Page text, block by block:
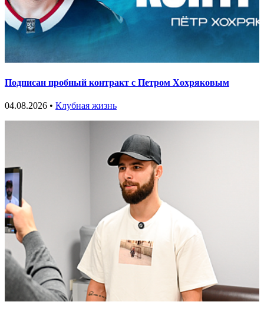
Подписан пробный контракт с Петром Хохряковым
04.08.2026 • Клубная жизнь